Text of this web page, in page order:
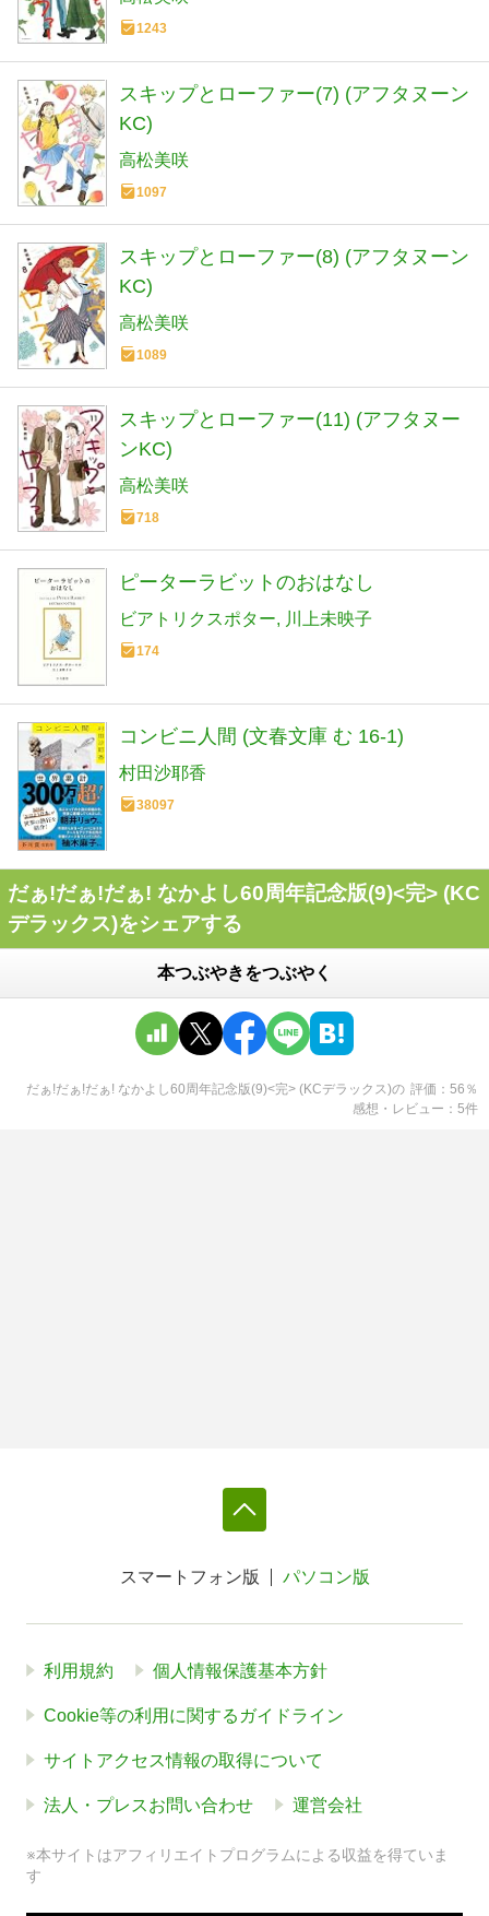
1243
スキップとローファー(7) (アフタヌーン
KC)
高松美咲
1097
スキップとローファー(8) (アフタヌーン
KC)
高松美咲
1089
スキップとローファー(11) (アフタヌー
ンKC)
高松美咲
718
ピーターラビットのおはなし
ビアトリクスポター 川上未映子
174
コンビニ人間 (文春文庫 む 16-1)
村田沙耶香
38097
だぁ!だぁ!だぁ! なかよし60周年記念版(9)<完> (KC
デラックス)をシェアする
本つぶやきをつぶやく
だぁ!だぁ!だぁ! なかよし60周年記念版(9)<完> (KCデラックス)の 評価 56 ％
感想・レビュー
5件
スマートフォン版 パソコン版
利用規約 個人情報保護基本方針
Cookie等の利用に関するガイドライン
サイトアクセス情報の取得について
法人・プレスお問い合わせ 運営会社
※本サイトはアフィリエイトプログラムによる収益を得ていま
す